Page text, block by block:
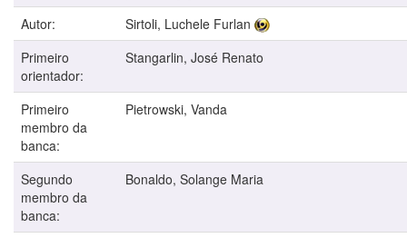
Autor:
Sirtoli, Luchele Furlan
Primeiro
orientador:
Stangarlin, José Renato
Primeiro
membro da
banca:
Pietrowski, Vanda
Segundo
membro da
banca:
Bonaldo, Solange Maria